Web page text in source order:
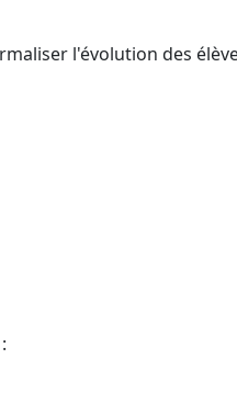
l'évolution des